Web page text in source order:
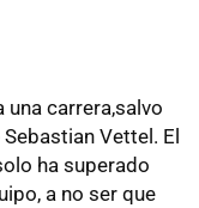
una carrera,salvo
Vettel. El
ha superado
a no ser que